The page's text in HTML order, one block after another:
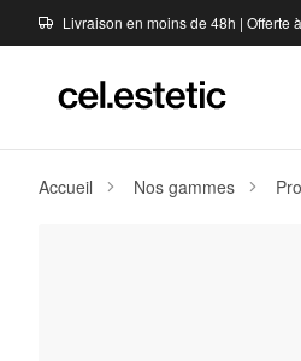
Livraison en moins de 48h | Offerte
Accueil Nos gammes